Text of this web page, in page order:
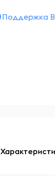
Поддержка